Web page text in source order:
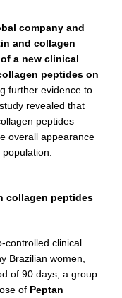
company and
and collagen
a new clinical
peptides on
further evidence to
revealed that
peptides
overall appearance
collagen peptides
controlled clinical
Brazilian women,
of 90 days, a group
of Peptan